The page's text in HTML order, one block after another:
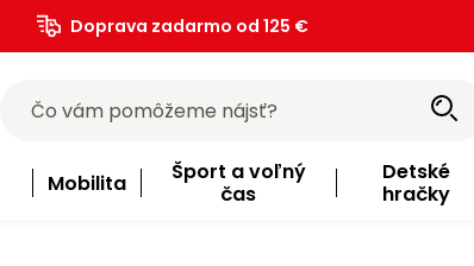
Doprava zadarmo od 125 €
Mobilita
Šport a voľný
čas
Detské
hračky